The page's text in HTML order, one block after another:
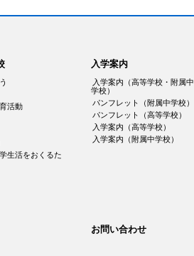
活動
生活をおくるた
入学案内
入学案内（高等学校・附属中
学校）
パンフレット（附属中学校）
パンフレット（高等学校）
入学案内（高等学校）
入学案内（附属中学校）
お問い合わせ